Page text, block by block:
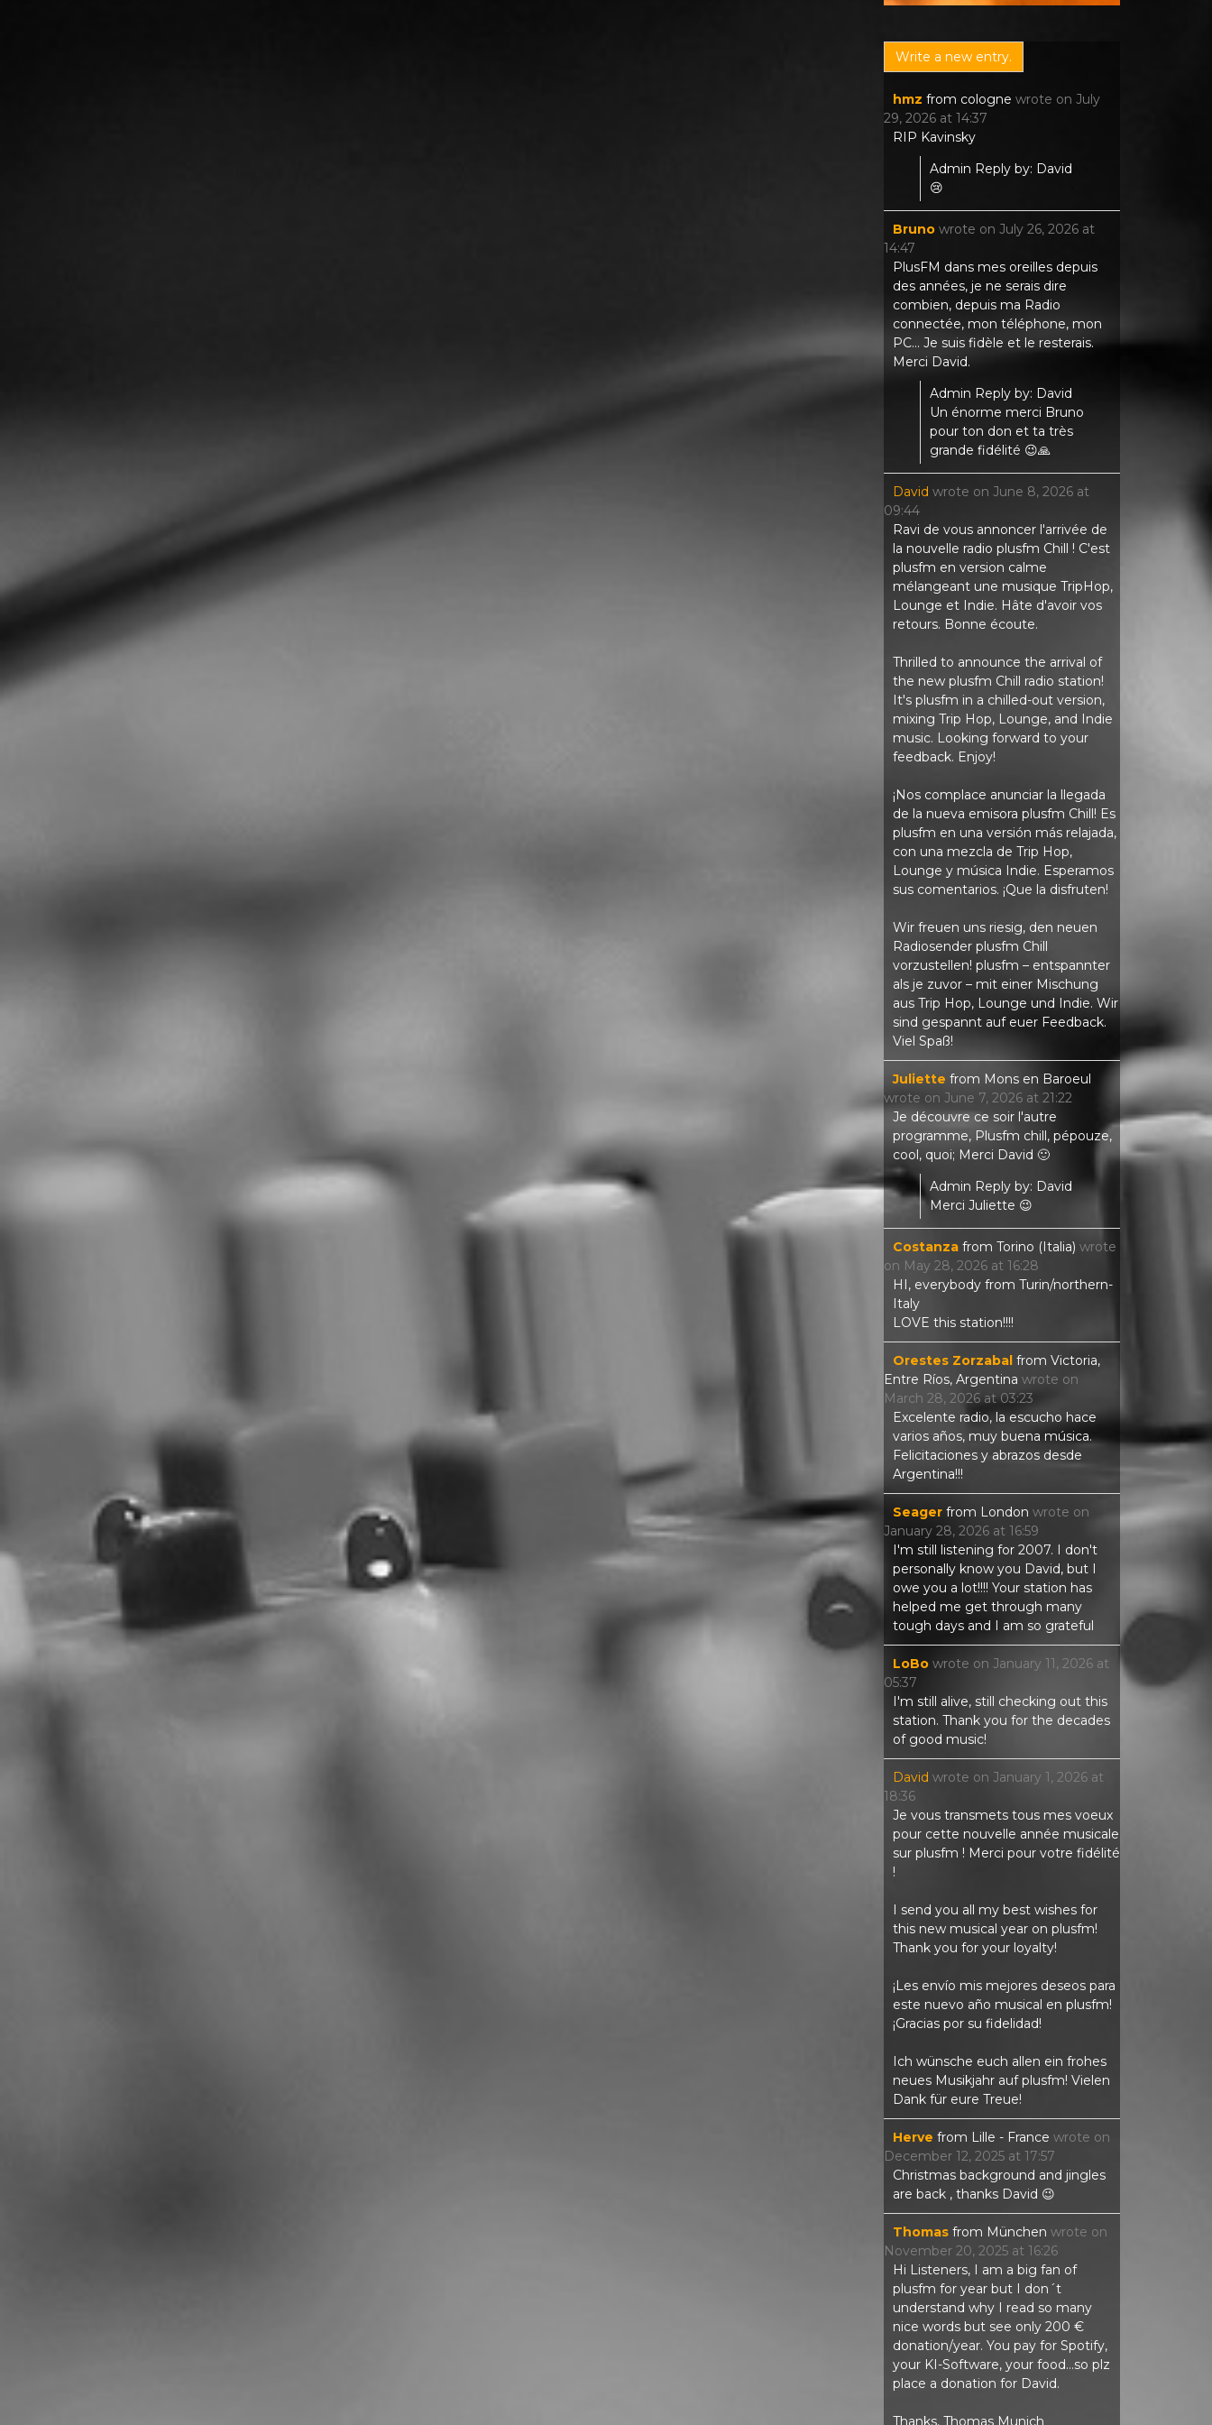
hmz from cologne wrote on July
29, 2026 at 14:37
RIP Kavinsky
Admin Reply by: David
😢
Bruno wrote on July 26, 2026 at
14:47
PlusFM dans mes oreilles depuis
des années, je ne serais dire
combien, depuis ma Radio
connectée, mon téléphone, mon
PC... Je suis fidèle et le resterais.
Merci David.
Admin Reply by: David
Un énorme merci Bruno
pour ton don et ta très
grande fidélité 😉🙏
David wrote on June 8, 2026 at
09:44
Ravi de vous annoncer l'arrivée de
la nouvelle radio plusfm Chill ! C'est
plusfm en version calme
mélangeant une musique TripHop,
Lounge et Indie. Hâte d'avoir vos
retours. Bonne écoute.
Thrilled to announce the arrival of
the new plusfm Chill radio station!
It's plusfm in a chilled-out version,
mixing Trip Hop, Lounge, and Indie
music. Looking forward to your
feedback. Enjoy!
¡Nos complace anunciar la llegada
de la nueva emisora ​​plusfm Chill! Es
plusfm en una versión más relajada,
con una mezcla de Trip Hop,
Lounge y música Indie. Esperamos
sus comentarios. ¡Que la disfruten!
Wir freuen uns riesig, den neuen
Radiosender plusfm Chill
vorzustellen! plusfm – entspannter
als je zuvor – mit einer Mischung
aus Trip Hop, Lounge und Indie. Wir
sind gespannt auf euer Feedback.
Viel Spaß!
Juliette from Mons en Baroeul
wrote on June 7, 2026 at 21:22
Je découvre ce soir l'autre
programme, Plusfm chill, pépouze,
cool, quoi; Merci David 🙂
Admin Reply by: David
Merci Juliette 😉
Costanza from Torino (Italia) wrote
on May 28, 2026 at 16:28
HI, everybody from Turin/northern-
Italy
LOVE this station!!!!
Orestes Zorzabal from Victoria,
Entre Ríos, Argentina wrote on
March 28, 2026 at 03:23
Excelente radio, la escucho hace
varios años, muy buena música.
Felicitaciones y abrazos desde
Argentina!!!
Seager from London wrote on
January 28, 2026 at 16:59
I'm still listening for 2007. I don't
personally know you David, but I
owe you a lot!!!! Your station has
helped me get through many
tough days and I am so grateful
LoBo wrote on January 11, 2026 at
05:37
I'm still alive, still checking out this
station. Thank you for the decades
of good music!
David wrote on January 1, 2026 at
18:36
Je vous transmets tous mes voeux
pour cette nouvelle année musicale
sur plusfm ! Merci pour votre fidélité
!
I send you all my best wishes for
this new musical year on plusfm!
Thank you for your loyalty!
¡Les envío mis mejores deseos para
este nuevo año musical en plusfm!
¡Gracias por su fidelidad!
Ich wünsche euch allen ein frohes
neues Musikjahr auf plusfm! Vielen
Dank für eure Treue!
Herve from Lille - France wrote on
December 12, 2025 at 17:57
Christmas background and jingles
are back , thanks David 😉
Thomas from München wrote on
November 20, 2025 at 16:26
Hi Listeners, I am a big fan of
plusfm for year but I don´t
understand why I read so many
nice words but see only 200 €
donation/year. You pay for Spotify,
your KI-Software, your food...so plz
place a donation for David.
Thanks, Thomas Munich